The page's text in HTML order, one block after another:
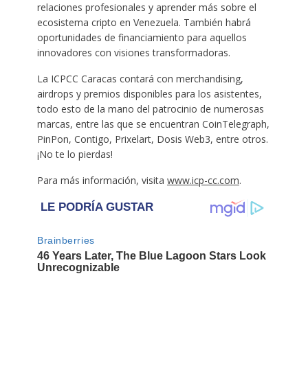
relaciones profesionales y aprender más sobre el
ecosistema cripto en Venezuela. También habrá
oportunidades de financiamiento para aquellos
innovadores con visiones transformadoras.
La ICPCC Caracas contará con merchandising,
airdrops y premios disponibles para los asistentes,
todo esto de la mano del patrocinio de numerosas
marcas, entre las que se encuentran CoinTelegraph,
PinPon, Contigo, Prixelart, Dosis Web3, entre otros.
¡No te lo pierdas!
Para más información, visita www.icp-cc.com.